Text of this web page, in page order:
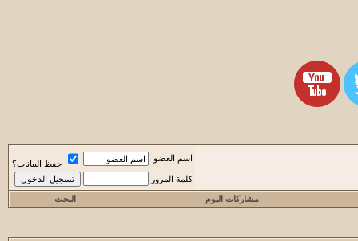
اسم العضو
حفظ البيانات؟
كلمة المرور
مشاركات اليوم البحث